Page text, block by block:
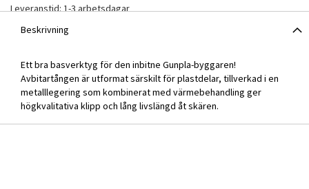
Leveranstid: 1-3 arbetsdagarTamiya Side Cutter - For Plastic
Beskrivning
Ett bra basverktyg för den inbitne Gunpla-byggaren!
Avbitartången är utformat särskilt för plastdelar, tillverkad i en
metalllegering som kombinerat med värmebehandling ger
högkvalitativa klipp och lång livslängd åt skären.